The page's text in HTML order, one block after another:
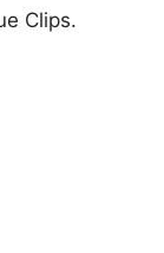
Clips.